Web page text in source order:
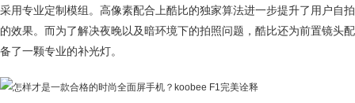
采用专业定制模组。高像素配合上酷比的独家算法进一步提升了用户自拍
的效果。而为了解决夜晚以及暗环境下的拍照问题，酷比还为前置镜头配
备了一颗专业的补光灯。